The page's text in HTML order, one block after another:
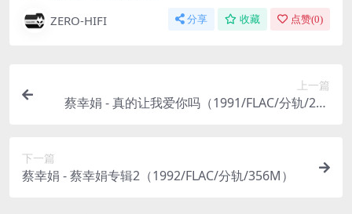
ZERO-HIFI 分享 收藏 点赞(0)
上一篇
蔡幸娟 - 真的让我爱你吗（1991/FLAC/分轨/288
下一篇
蔡幸娟 - 蔡幸娟专辑2（1992/FLAC/分轨/356M）